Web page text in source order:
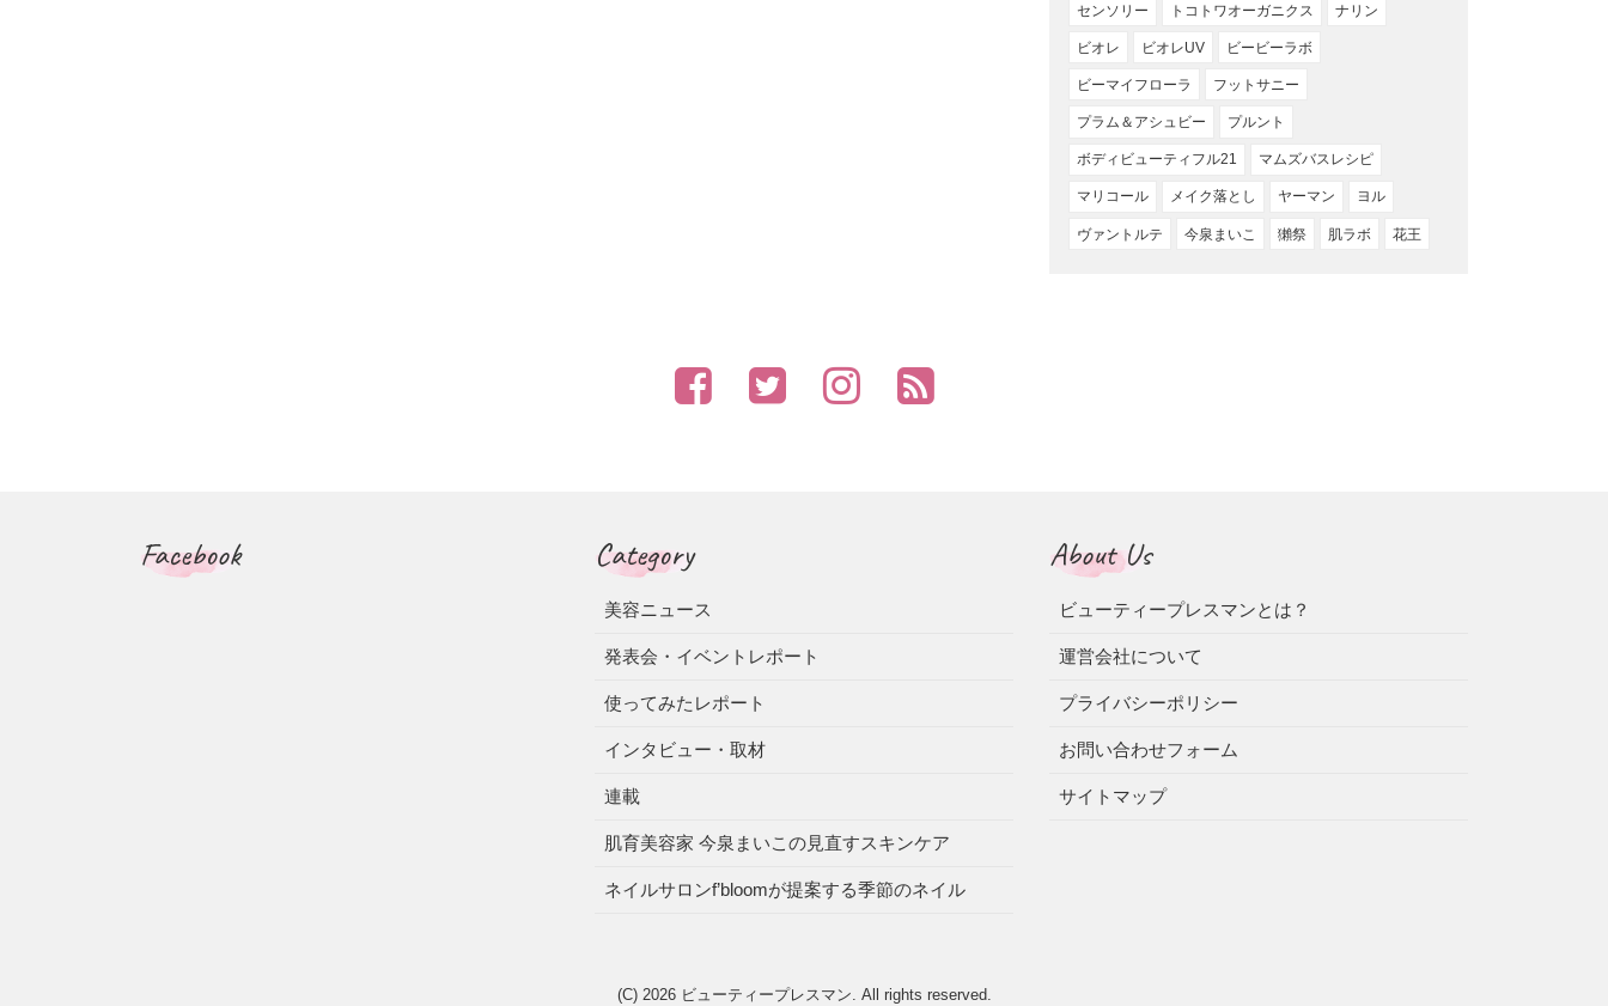
センソリー トコトワオーガニクス ナリン
ビオレ ビオレUV ビービーラボ
ビーマイフローラ フットサニー
プラム＆アシュビー プルント
ボディビューティフル21 マムズバスレシピ
マリコール メイク落とし ヤーマン ヨル
ヴァントルテ 今泉まいこ 獺祭 肌ラボ 花王
Facebook Category
美容ニュース
発表会・イベントレポート
使ってみたレポート
インタビュー・取材
連載
肌育美容家 今泉まいこの見直すスキンケア
ネイルサロンf’bloomが提案する季節のネイル
About Us
ビューティープレスマンとは？
運営会社について
プライバシーポリシー
お問い合わせフォーム
サイトマップ
(C) 2026 ビューティープレスマン. All rights reserved.